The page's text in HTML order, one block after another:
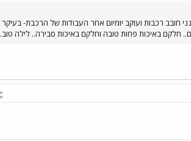
חובב רכבות ועוקב יומיום אחר העבודות של הרכבת- בעיקר
חלקם באיכות פחות טובה וחלקם באיכות סבירה.. לילה טוב.